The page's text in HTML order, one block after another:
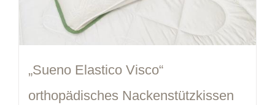
„Sueno Elastico Visco“
orthopädisches Nackenstützkissen